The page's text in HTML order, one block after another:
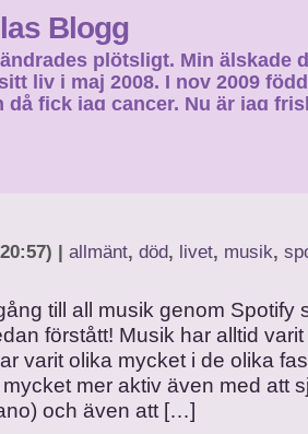
Blogg
plötsligt. Min älskade
liv i maj 2008. I nov 2009
då fick jag cancer. Nu är jag
| allmänt, död, livet, musik,
till all musik genom Spotify
förstått! Musik har alltid
varit olika mycket i de olika
mer aktiv även med att
och även att […]